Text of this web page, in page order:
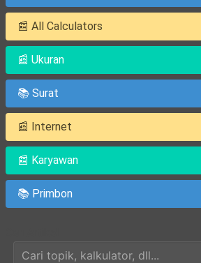
📰 All Calculators
📰 Ukuran
📚 Surat
📰 Internet
📰 Karyawan
📚 Primbon